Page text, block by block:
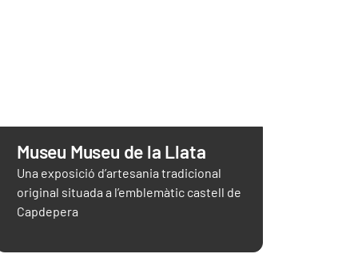
Museu Museu de la Llata
Una exposició d’artesania tradicional
original situada a l’emblemàtic castell de
Capdepera